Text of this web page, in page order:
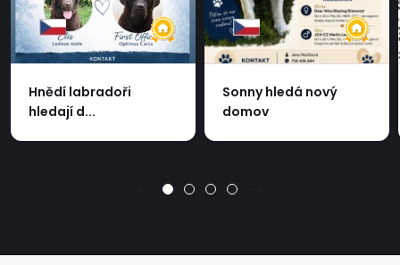
Hnědí labradoři
hledají d...
Sonny hledá nový
domov